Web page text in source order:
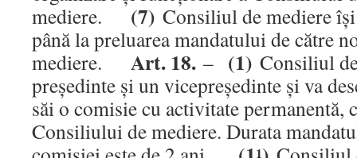
mediere. (7) Consiliul de mediere
până la preluarea mandatului de către
mediere. Art. 18. – (1) Consiliul
preşedinte şi un vicepreşedinte şi va
săi o comisie cu activitate permanentă,
Consiliului de mediere. Durata
1